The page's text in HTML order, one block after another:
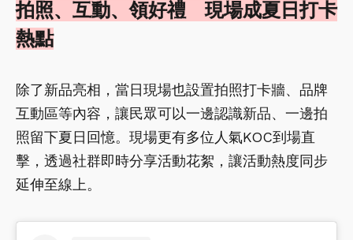
拍照、互動、領好禮 現場成夏日打卡
熱點
除了新品亮相，當日現場也設置拍照打卡牆、品牌
互動區等內容，讓民眾可以一邊認識新品、一邊拍
照留下夏日回憶。現場更有多位人氣KOC到場直
擊，透過社群即時分享活動花絮，讓活動熱度同步
延伸至線上。